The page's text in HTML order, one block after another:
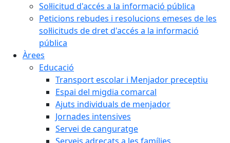
Sol·licitud d'accés a la informació pública
Peticions rebudes i resolucions emeses de les
sol·licituds de dret d'accés a la informació
pública
Àrees
Educació
Transport escolar i Menjador preceptiu
Espai del migdia comarcal
Ajuts individuals de menjador
Jornades intensives
Servei de canguratge